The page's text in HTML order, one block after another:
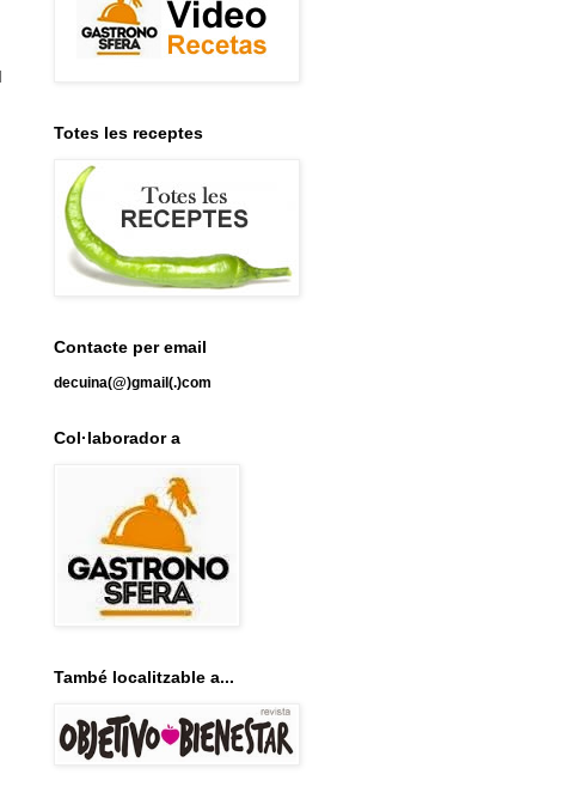
Totes les receptes
Contacte per email
decuina(@)gmail(.)com
Col·laborador a
També localitzable a...